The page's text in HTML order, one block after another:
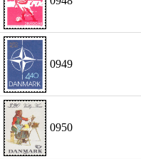
0949
0950